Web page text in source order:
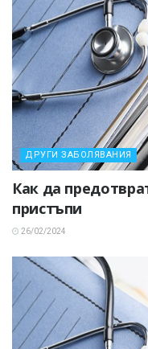
ДРУГИ ЗАБОЛЯВАНИЯ
Как да
пристъпи
26/02/2024